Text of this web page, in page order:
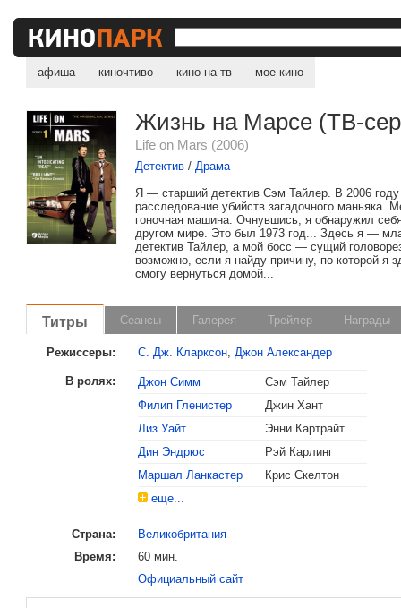
афиша киночтиво кино на тв мое кино
Жизнь на Марсе (ТВ-
Life on Mars (2006)
Детектив /Драма
Я — старший детектив Сэм Тайлер. В 2006
расследование убийств загадочного маньяка.
гоночная машина. Очнувшись, я обнаружил
другом мире. Это был 1973 год... Здесь я —
детектив Тайлер, а мой босс — сущий
возможно, если я найду причину, по которой я
смогу вернуться домой...
Титры Сеансы Галерея Трейлер Награды
Режиссеры: С. Дж. Кларксон,Джон Александер
В ролях: Джон Симм
Сэм Тайлер
Филип Гленистер
Джин Хант
Лиз Уайт
Энни Картрайт
Дин Эндрюс
Рэй Карлинг
Маршал Ланкастер
Крис Скелтон
еще...
Страна:
Великобритания
Время:
60 мин.
Официальный сайт